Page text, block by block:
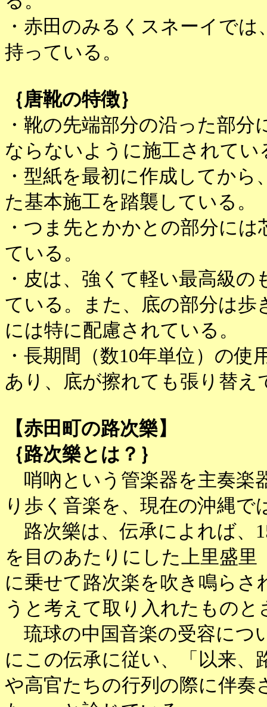
・赤田のみるくスネーイで
持っている。
｛唐靴の特徴｝
・靴の先端部分の沿った部
ならないように施工されてい
・型紙を最初に作成してか
た基本施工を踏襲している。
・つま先とかかとの部分に
ている。
・皮は、強くて軽い最高級
ている。また、底の部分は
には特に配慮されている。
・長期間（数10年単位）の
あり、底が擦れても張り替
【赤田町の路次樂】
｛路次樂とは？｝
哨吶という管楽器を主奏楽
り歩く音楽を、現在の沖縄
路次樂は、伝承によれば、
を目のあたりにした上里盛里
に乗せて路次楽を吹き鳴ら
うと考えて取り入れたものと
琉球の中国音楽の受容につ
にこの伝承に従い、「以来、
や高官たちの行列の際に伴奏